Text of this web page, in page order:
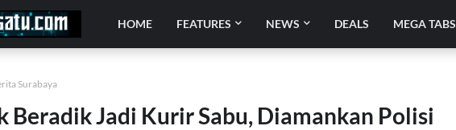
HOME FEATURES NEWS DEALS MEGA TABS
Surabaya
Beradik Jadi Kurir Sabu, Diamankan Polisi